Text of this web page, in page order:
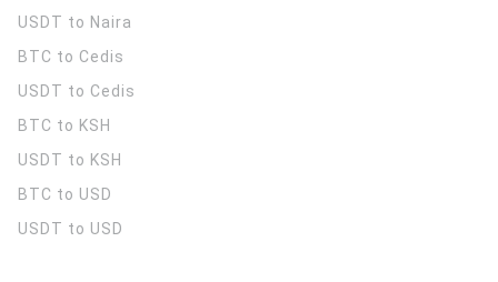
USDT to Naira
BTC to Cedis
USDT to Cedis
BTC to KSH
USDT to KSH
BTC to USD
USDT to USD